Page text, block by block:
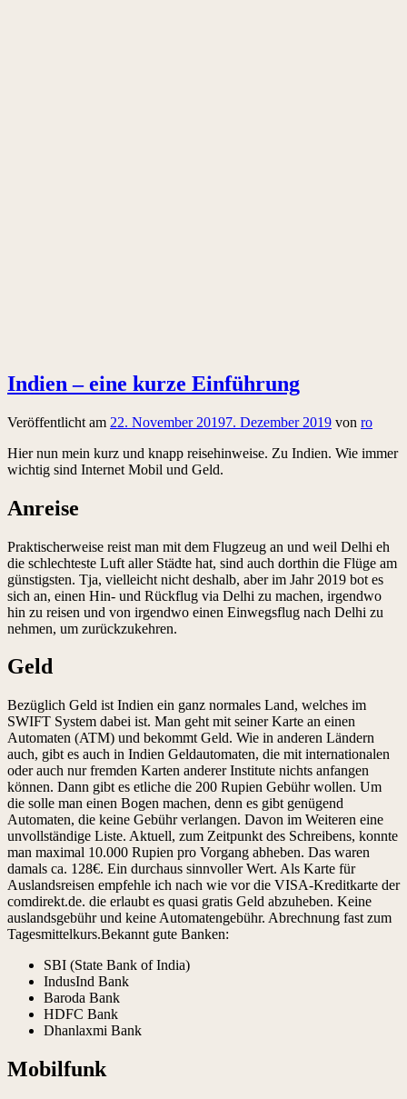
Indien – eine kurze Einführung
Veröffentlicht am 22. November 20197. Dezember 2019 von ro
Hier nun mein kurz und knapp reisehinweise. Zu Indien. Wie immer
wichtig sind Internet Mobil und Geld.
Anreise
Praktischerweise reist man mit dem Flugzeug an und weil Delhi eh
die schlechteste Luft aller Städte hat, sind auch dorthin die Flüge am
günstigsten. Tja, vielleicht nicht deshalb, aber im Jahr 2019 bot es
sich an, einen Hin- und Rückflug via Delhi zu machen, irgendwo
hin zu reisen und von irgendwo einen Einwegsflug nach Delhi zu
nehmen, um zurückzukehren.
Geld
Bezüglich Geld ist Indien ein ganz normales Land, welches im
SWIFT System dabei ist. Man geht mit seiner Karte an einen
Automaten (ATM) und bekommt Geld. Wie in anderen Ländern
auch, gibt es auch in Indien Geldautomaten, die mit internationalen
oder auch nur fremden Karten anderer Institute nichts anfangen
können. Dann gibt es etliche die 200 Rupien Gebühr wollen. Um
die solle man einen Bogen machen, denn es gibt genügend
Automaten, die keine Gebühr verlangen. Davon im Weiteren eine
unvollständige Liste. Aktuell, zum Zeitpunkt des Schreibens, konnte
man maximal 10.000 Rupien pro Vorgang abheben. Das waren
damals ca. 128€. Ein durchaus sinnvoller Wert. Als Karte für
Auslandsreisen empfehle ich nach wie vor die VISA-Kreditkarte der
comdirekt.de. die erlaubt es quasi gratis Geld abzuheben. Keine
auslandsgebühr und keine Automatengebühr. Abrechnung fast zum
Tagesmittelkurs.Bekannt gute Banken:
SBI (State Bank of India)
IndusInd Bank
Baroda Bank
HDFC Bank
Dhanlaxmi Bank
Mobilfunk